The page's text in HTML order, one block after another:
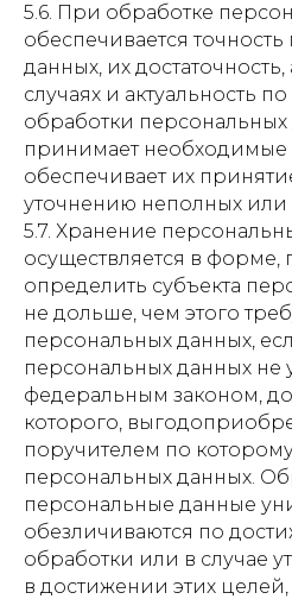
5.6. При обработке
обеспечивается
данных, их
случаях и актуальность
обработки
принимает
обеспечивает их
уточнению неполных или
5.7. Хранение
осуществляется в
определить субъекта
не дольше, чем этого
персональных данных,
персональных данных не
федеральным законом,
которого,
поручителем по
персональных данных.
персональные данные
обезличиваются по
обработки или в случае
в достижении этих